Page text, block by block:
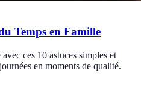
Temps en Famille
ces 10 astuces simples et
en moments de qualité.